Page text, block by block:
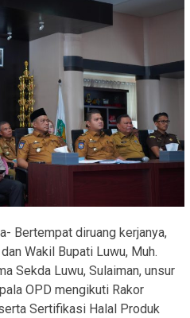
Bertempat diruang kerjanya,
Wakil Bupati Luwu, Muh.
Sekda Luwu, Sulaiman, unsur
OPD mengikuti Rakor
Sertifikasi Halal Produk